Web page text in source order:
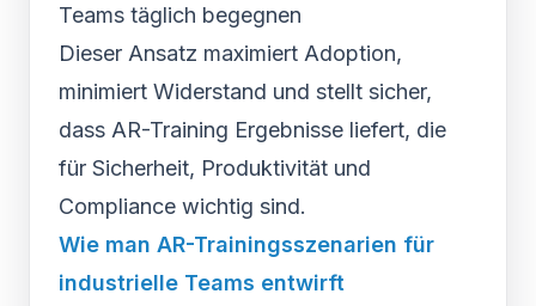
Teams täglich begegnen
Dieser Ansatz maximiert Adoption,
minimiert Widerstand und stellt sicher,
dass AR-Training Ergebnisse liefert, die
für Sicherheit, Produktivität und
Compliance wichtig sind.
Wie man AR-Trainingsszenarien für
industrielle Teams entwirft